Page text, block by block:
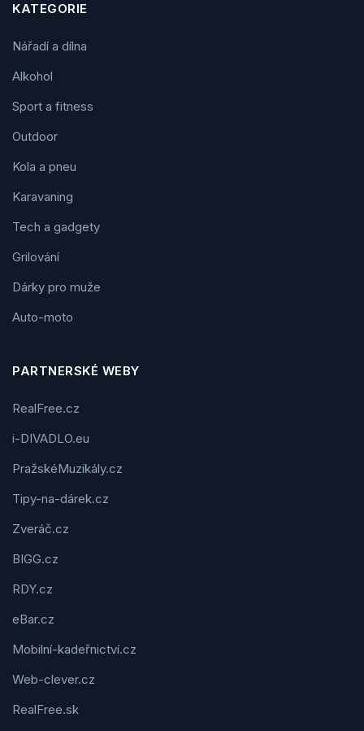
KATEGORIE
Nářadí a dílna
Alkohol
Sport a fitness
Outdoor
Kola a pneu
Karavaning
Tech a gadgety
Grilování
Dárky pro muže
Auto-moto
PARTNERSKÉ WEBY
RealFree.cz
i-DIVADLO.eu
PražskéMuzikály.cz
Tipy-na-dárek.cz
Zveráč.cz
BIGG.cz
RDY.cz
eBar.cz
Mobilní-kadeřnictví.cz
Web-clever.cz
RealFree.sk